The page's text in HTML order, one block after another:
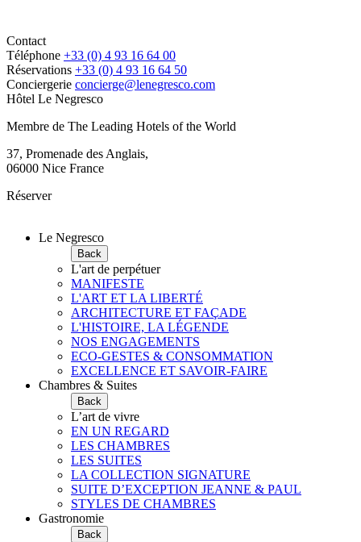
Contact
Téléphone +33 (0) 4 93 16 64 00
Réservations +33 (0) 4 93 16 64 50
Conciergerie concierge@lenegresco.com
Hôtel Le Negresco
Membre de The Leading Hotels of the World
37, Promenade des Anglais,
06000 Nice France
Réserver
Le Negresco
Back
L'art de perpétuer
MANIFESTE
L'ART ET LA LIBERTÉ
ARCHITECTURE ET FAÇADE
L'HISTOIRE, LA LÉGENDE
NOS ENGAGEMENTS
ECO-GESTES & CONSOMMATION
EXCELLENCE ET SAVOIR-FAIRE
Chambres & Suites
Back
L’art de vivre
EN UN REGARD
LES CHAMBRES
LES SUITES
LA COLLECTION SIGNATURE
SUITE D’EXCEPTION JEANNE & PAUL
STYLES DE CHAMBRES
Gastronomie
Back